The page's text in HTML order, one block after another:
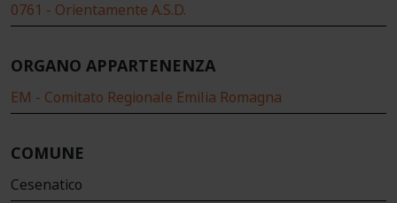
0761 - Orientamente A.S.D.
ORGANO APPARTENENZA
EM - Comitato Regionale Emilia Romagna
COMUNE
Cesenatico